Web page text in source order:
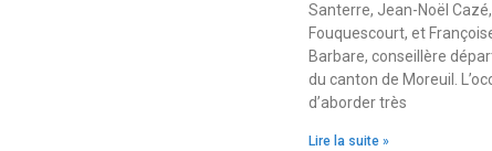
Santerre, Jean-Noël
Fouquescourt, et
Barbare, conseillère
du canton de Moreuil.
d’aborder très
Lire la suite »